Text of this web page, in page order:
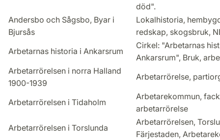
död".
Andersbo och Sågsbo, Byar i
Bjursås
Lokalhistoria,
redskap, skogsbruk,
Arbetarnas historia i Ankarsrum
Cirkel: "Arbetarnas
Ankarsrum", Bruk,
Arbetarrörelsen i norra Halland
1900-1939
Arbetarrörelse,
Arbetarrörelsen i Tidaholm
Arbetarekommun,
arbetarrörelse
Arbetarrörelsen i Torslunda
Arbetarrörelsen,
Färjestaden,